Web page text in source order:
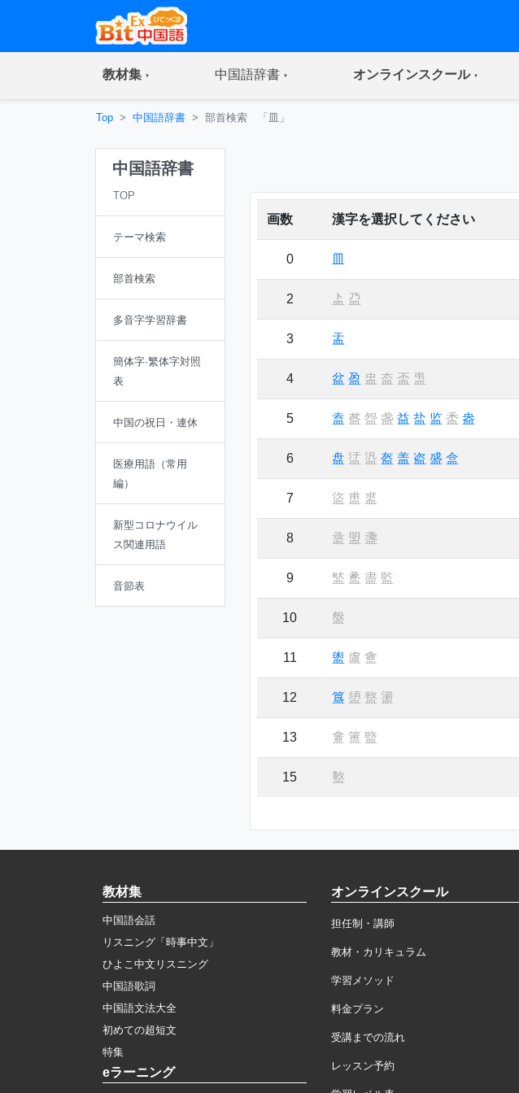
教材集(current) 中国語辞書(current) オンラインスクール(current)
Top 中国語辞書 部首検索 「皿」
中国語辞書
TOP
テーマ検索
部首検索
多音字学習辞書
簡体字·繁体字対照
表
中国の祝日・連休
医療用語（常用
編）
新型コロナウイル
ス関連用語
音節表
画数 漢字を選択してください
0 皿
2 盀 盁
3 盂
4 盆 盈 盅 盇 盃 盄
5 盍 盋 盌 盏 益 盐 监 盉 盎
6 盘 盓 盕 盔 盖 盗 盛 盒
7 盜 盙 盚
8 盝 盟 盞
9 盢 盠 盡 監
10 盤
11 盥 盧 盦
12 簋 盨 盩 盪
13 盫 簠 盬
15 盭
教材集
中国語会話
リスニング「時事中文」
ひよこ中文リスニング
中国語歌詞
中国語文法大全
初めての超短文
特集
eラーニング
オンラインスクール
担任制・講師
教材・カリキュラム
学習メソッド
料金プラン
受講までの流れ
レッスン予約